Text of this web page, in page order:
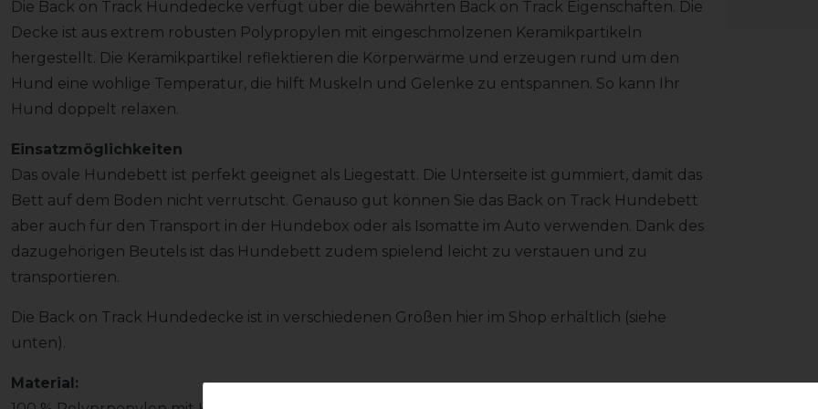
Die Back on Track Hundedecke verfügt über die bewährten Back on Track Eigenschaften. Die
Decke ist aus extrem robusten Polypropylen mit eingeschmolzenen Keramikpartikeln
hergestellt. Die Keramikpartikel reflektieren die Körperwärme und erzeugen rund um den
Hund eine wohlige Temperatur, die hilft Muskeln und Gelenke zu entspannen. So kann Ihr
Hund doppelt relaxen.
Einsatzmöglichkeiten
Das ovale Hundebett ist perfekt geeignet als Liegestatt. Die Unterseite ist gummiert, damit das
Bett auf dem Boden nicht verrutscht. Genauso gut können Sie das Back on Track Hundebett
aber auch für den Transport in der Hundebox oder als Isomatte im Auto verwenden. Dank des
dazugehörigen Beutels ist das Hundebett zudem spielend leicht zu verstauen und zu
transportieren.
Die Back on Track Hundedecke ist in verschiedenen Größen hier im Shop erhältlich (siehe
unten).
Material: